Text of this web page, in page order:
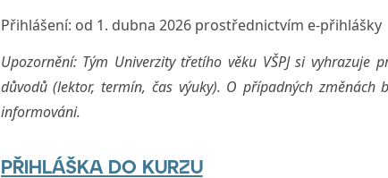
Přihlášení: od 1. dubna 2026 prostřednictvím e-přihlášky
Upozornění: Tým Univerzity třetího věku VŠPJ si vyhrazuje
důvodů (lektor, termín, čas výuky). O případných změnách
informováni.
PŘIHLÁŠKA DO KURZU